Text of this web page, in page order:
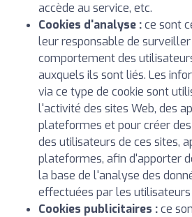
accède au service, etc.
Cookies d'analyse :ce sont
leur responsable de
comportement des
auxquels ils sont liés. Les
via ce type de cookie sont
l'activité des sites Web, des
plateformes et pour créer
des utilisateurs de ces sites,
plateformes, afin d'apporter
la base de l'analyse des
effectuées par les utilisateurs
Cookies publicitaires :ce